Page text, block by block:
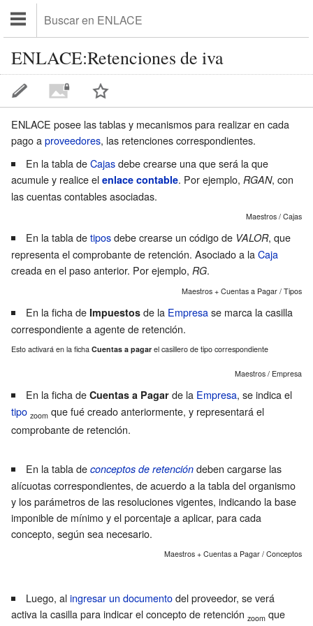
ENLACE:Retenciones de iva
ENLACE posee las tablas y mecanismos para realizar en cada
pago a proveedores, las retenciones correspondientes.
En la tabla deCajasdebe crearse una que será la que
acumule y realice el enlace contable. Por ejemplo, RGAN, con
las cuentas contables asociadas.
Maestros / Cajas
En la tabla detiposdebe crearse un código de VALOR, que
representa elcomprobante de retención. Asociado a la Caja
creada en el paso anterior. Por ejemplo, RG.
Maestros + Cuentas a Pagar / Tipos
En la ficha de Impuestos de la Empresase marca la casilla
correspondiente a agente de retención.
Esto activará en la ficha Cuentas a pagar el casillero de tipo correspondiente
Maestros / Empresa
En la ficha deCuentas a Pagar de la Empresa, se indica el
tipo zoom que fué creado anteriormente, y representará el
comprobante de retención.
En la tabla deconceptos de retención deben cargarse las
alícuotascorrespondientes, de acuerdo a la tabla del organismo
y los parámetros de las resoluciones vigentes, indicando la base
imponible de mínimo y el porcentaje a aplicar, para cada
concepto, según sea necesario.
Maestros + Cuentas a Pagar / Conceptos
Luego, alingresar un documentodel proveedor, se verá
activa la casilla para indicar el concepto de retención zoom que